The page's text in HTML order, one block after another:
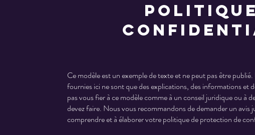
Ce modèle est un exemple de texte et ne peut pas être
fournies ici ne sont que des explications, des informations et
pas vous fier à ce modèle comme à un conseil juridique ou à
devez faire. Nous vous recommandons de demander un avis
comprendre et à élaborer votre politique de protection de